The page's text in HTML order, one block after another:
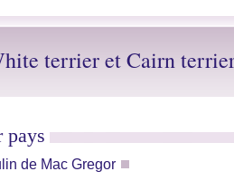
terrier et Cairn
pays
de Mac Gregor